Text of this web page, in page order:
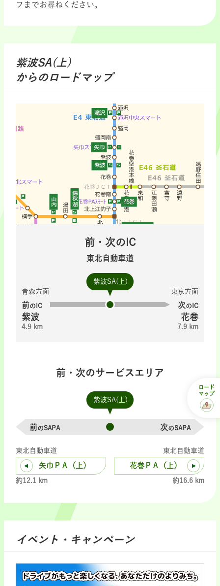
フまでお尋ねください。
紫波SA(上)
からのロードマップ
前・次のIC
東北自動車道
紫波SA(上)
青森方面
前のIC
紫波
4.9 km
東京方面
次のIC
花巻
7.9 km
前・次のサービスエリア
紫波SA(上)
前のSAPA 次のSAPA
東北自動車道
矢巾ＰＡ（上）
約12.1 km
東北自動車道
花巻ＰＡ（上）
約16.6 km
イベント・キャンペーン
ロード
マップ